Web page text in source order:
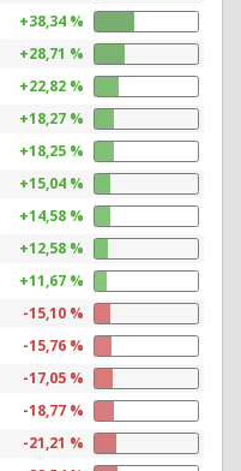
+38,34 %
+28,71 %
+22,82 %
+18,27 %
+18,25 %
+15,04 %
+14,58 %
+12,58 %
+11,67 %
-15,10 %
-15,76 %
-17,05 %
-18,77 %
-21,21 %